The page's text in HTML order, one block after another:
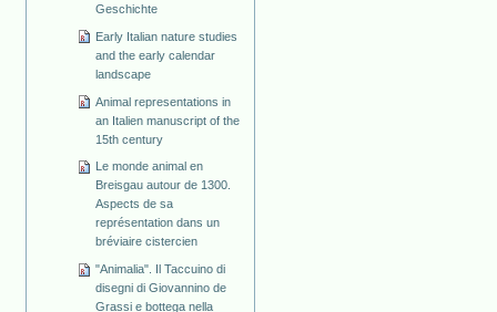
Geschichte
Early Italian nature studies
and the early calendar
landscape
Animal representations in
an Italien manuscript of the
15th century
Le monde animal en
Breisgau autour de 1300.
Aspects de sa
représentation dans un
bréviaire cistercien
"Animalia". Il Taccuino di
disegni di Giovannino de
Grassi e bottega nella